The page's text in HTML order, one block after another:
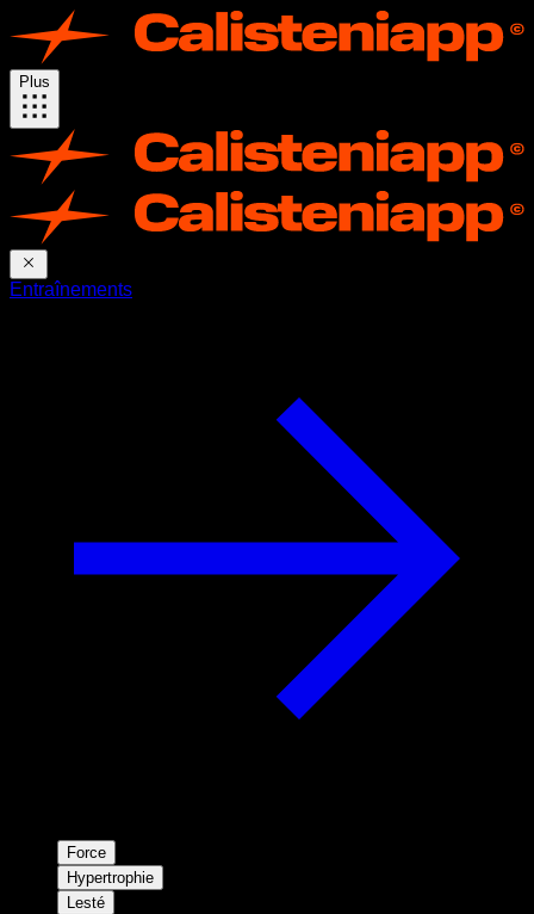
Plus
Entraînements
Force
Hypertrophie
Lesté